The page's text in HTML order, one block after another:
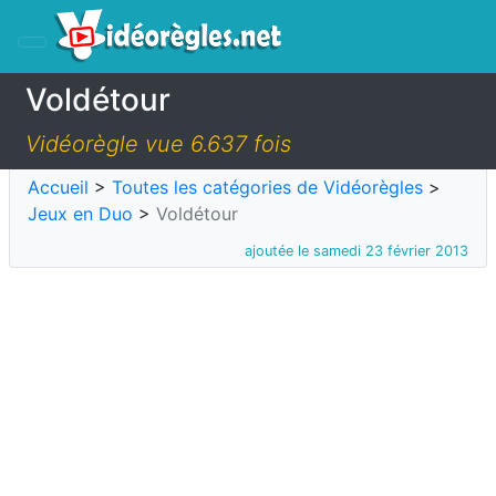
Voldétour
Vidéorègle vue 6.637 fois
Accueil > Toutes les catégories de Vidéorègles >
Jeux en Duo > Voldétour
ajoutée le samedi 23 février 2013